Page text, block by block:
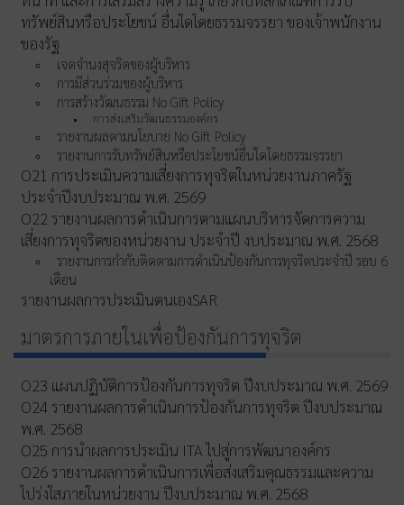
ทรัพย์สินหรือประโยชน์ อื่นใดโดยธรรมจรรยา ของเจ้าพนักงาน
ของรัฐ
เจตจำนงสุจริตของผู้บริหาร
การมีส่วนร่วมของผู้บริหาร
การสร้างวัฒนธรรม No Gift Policy
การส่งเสริมวัฒนธรรมองค์กร
รายงานผลตามนโยบาย No Gift Policy
รายงานการรับทรัพย์สินหรือประโยชน์อื่นใดโดยธรรมจรรยา
O21 การประเมินความเสี่ยงการทุจริตในหน่วยงานภาครัฐ
ประจำปีงบประมาณ พ.ศ. 2569
O22 รายงานผลการดำเนินการตามแผนบริหารจัดการความ
เสี่ยงการทุจริตของหน่วยงาน ประจำปี งบประมาณ พ.ศ. 2568
รายงานการกำกับติดตามการดำเนินป้องกันการทุจริตประจำปี รอบ 6
เดือน
รายงานผลการประเมินตนเองSAR
มาตรการภายในเพื่อป้องกันการทุจริต
O23 แผนปฏิบัติการป้องกันการทุจริต ปีงบประมาณ พ.ศ. 2569
O24 รายงานผลการดำเนินการป้องกันการทุจริต ปีงบประมาณ
พ.ศ. 2568
O25 การนำผลการประเมิน ITA ไปสู่การพัฒนาองค์กร
O26 รายงานผลการดำเนินการเพื่อส่งเสริมคุณธรรมและความ
โปร่งใสภายในหน่วยงาน ปีงบประมาณ พ.ศ. 2568